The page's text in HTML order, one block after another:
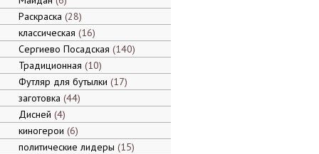
Раскраска 28
классическая 16
Сергиево Посадская 140
Традиционная 10
Футляр для бутылки 17
заготовка 44
Дисней 4
киногерои 6
политические лидеры 15